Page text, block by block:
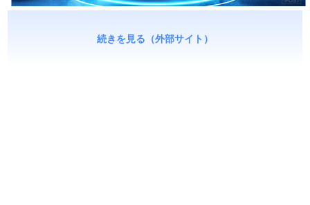
続きを見る（外部サイト）